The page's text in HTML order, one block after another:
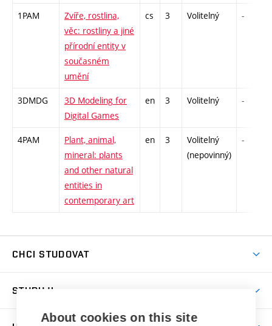
1PAM
Zvíře, rostlina,
věc: rostliny a jiné
přírodní entity v
současném
umění
cs 3 Volitelný -
3DMDG
3D Modeling for
Digital Games
en 3 Volitelný -
4PAM
Plant, animal,
mineral: plants
and other natural
entities in
contemporary art
en 3
Volitelný
(nepovinný)
-
CHCI STUDOVAT
Přijímačky
STUDUJI
Aktuality a výzvy
About cookies on this site